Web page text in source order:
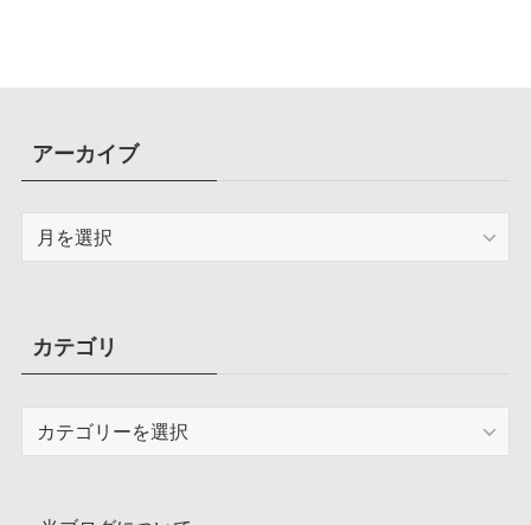
アーカイブ
ブカテゴリ